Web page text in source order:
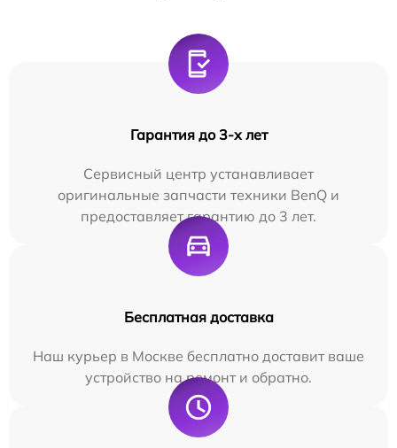
Гарантия до 3-х лет
Сервисный центр устанавливает
оригинальные запчасти техники BenQ и
предоставляет гарантию до 3 лет.
Бесплатная доставка
Наш курьер в Москве бесплатно доставит ваше
устройство на ремонт и обратно.